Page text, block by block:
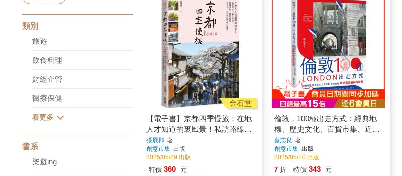
類別
旅遊
飲食料理
財經企管
醫療保健
書系
樂遊ing
金石堂
【電子書】京都四季慢旅：在地
人才知道的裏風景！私訪路線X
絕景秘境X祭典市集X賞花賞
味，110+一訪再訪的休日提案
張展郡 著
創意市集 出版
2025/05/29 出版
特價 360 元
倫敦，100種出走方式：經典地
標、歷史文化、百貨市集、近郊
景點，搭地鐵遊遍英倫街巷
蔡志良 著
創意市集 出版
2025/05/10 出版
7 折 特價 343 元